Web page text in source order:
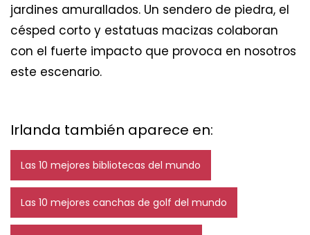
jardines amurallados. Un sendero de piedra, el
césped corto y estatuas macizas colaboran
con el fuerte impacto que provoca en nosotros
este escenario.
Irlanda también aparece en:
Las 10 mejores bibliotecas del mundo
Las 10 mejores canchas de golf del mundo